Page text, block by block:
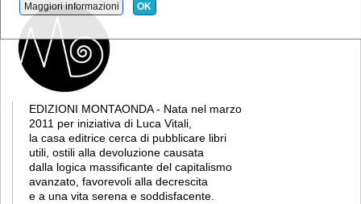
EDIZIONI MONTAONDA - Nata nel marzo
2011 per iniziativa di Luca Vitali,
la casa editrice cerca di pubblicare libri
utili, ostili alla devoluzione causata
dalla logica massificante del capitalismo
avanzato, favorevoli alla decrescita
e a una vita serena e soddisfacente.
Maggiori informazioni OK